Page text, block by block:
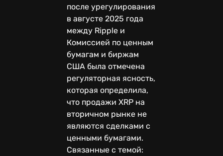
после урегулирования
в августе 2025 года
между Ripple и
Комиссией по ценным
бумагам и биржам
США была отмечена
регуляторная ясность,
которая определила,
что продажи XRP на
вторичном рынке не
являются сделками с
ценными бумагами.
Связанные с темой: